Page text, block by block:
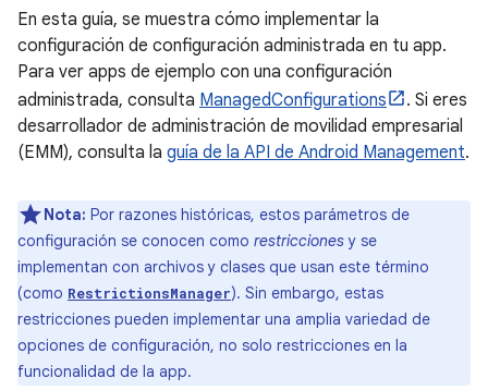
En esta guía, se muestra cómo implementar la
configuración de configuración administrada en tu app.
Para ver apps de ejemplo con una configuración
administrada, consulta ManagedConfigurations
. Si eres
desarrollador de administración de movilidad empresarial
(EMM), consulta la guía de la API de Android Management.
Nota: Por razones históricas, estos parámetros de
configuración se conocen como restriccionesy se
implementan con archivos y clases que usan este término
(como RestrictionsManager). Sin embargo, estas
restricciones pueden implementar una amplia variedad de
opciones de configuración, no solo restricciones en la
funcionalidad de la app.